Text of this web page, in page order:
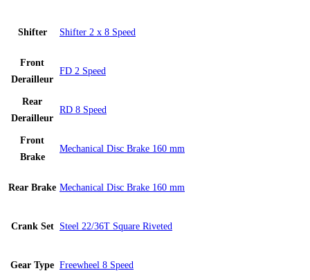
Shifter Shifter 2 x 8 Speed
Front
Derailleur
FD 2 Speed
Rear
Derailleur
RD 8 Speed
Front
Brake
Mechanical Disc Brake 160 mm
Rear Brake Mechanical Disc Brake 160 mm
Crank Set Steel 22/36T Square Riveted
Gear Type Freewheel 8 Speed